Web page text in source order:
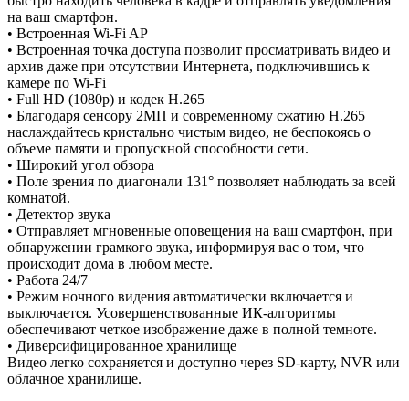
на ваш смартфон.
• Встроенная Wi-Fi AP
• Встроенная точка доступа позволит просматривать видео и
архив даже при отсутствии Интернета, подключившись к
камере по Wi-Fi
• Full HD (1080p) и кодек H.265
• Благодаря сенсору 2МП и современному сжатию H.265
наслаждайтесь кристально чистым видео, не беспокоясь о
объеме памяти и пропускной способности сети.
• Широкий угол обзора
• Поле зрения по диагонали 131° позволяет наблюдать за всей
комнатой.
• Детектор звука
• Отправляет мгновенные оповещения на ваш смартфон, при
обнаружении грамкого звука, информируя вас о том, что
происходит дома в любом месте.
• Работа 24/7
• Режим ночного видения автоматически включается и
выключается. Усовершенствованные ИК-алгоритмы
обеспечивают четкое изображение даже в полной темноте.
• Диверсифицированное хранилище
Видео легко сохраняется и доступно через SD-карту, NVR или
облачное хранилище.